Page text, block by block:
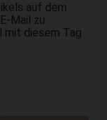
auf dem
Mail zu
mit diesem Tag